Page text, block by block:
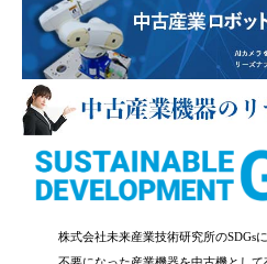
株式会社未来産業技術研究所のSDGs